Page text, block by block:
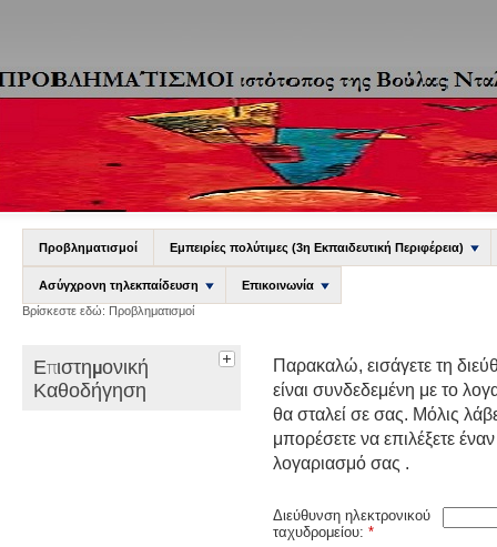
Προβληματισμοί Εμπειρίες πολύτιμες (3η Εκπαιδευτική Περιφέρεια)
Ασύγχρονη τηλεκπαίδευση
Επικοινωνία
Βρίσκεστε εδώ: Προβληματισμοί
Επιστημονική
Καθοδήγηση
Παρακαλώ, εισάγετε τη
είναι συνδεδεμένη με το
θα σταλεί σε σας. Μόλις
μπορέσετε να επιλέξετε
λογαριασμό σας .
Διεύθυνση ηλεκτρονικού
ταχυδρομείου: *